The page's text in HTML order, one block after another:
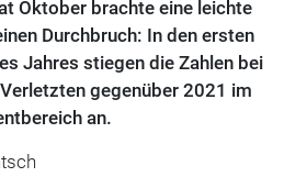
Oktober brachte eine leichte
Durchbruch: In den ersten
Jahres stiegen die Zahlen bei
gegenüber 2021 im
an.